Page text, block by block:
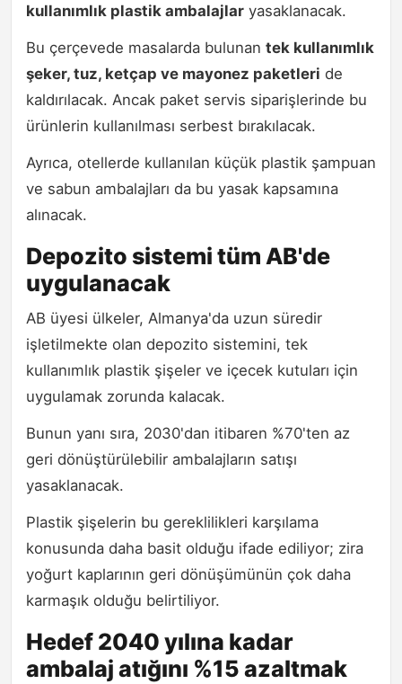
kullanımlık plastik ambalajlar yasaklanacak.
Bu çerçevede masalarda bulunan tek kullanımlık
şeker, tuz, ketçap ve mayonez paketleri de
kaldırılacak. Ancak paket servis siparişlerinde bu
ürünlerin kullanılması serbest bırakılacak.
Ayrıca, otellerde kullanılan küçük plastik şampuan
ve sabun ambalajları da bu yasak kapsamına
alınacak.
Depozito sistemi tüm AB'de
uygulanacak
AB üyesi ülkeler, Almanya'da uzun süredir
işletilmekte olan depozito sistemini, tek
kullanımlık plastik şişeler ve içecek kutuları için
uygulamak zorunda kalacak.
Bunun yanı sıra, 2030'dan itibaren %70'ten az
geri dönüştürülebilir ambalajların satışı
yasaklanacak.
Plastik şişelerin bu gereklilikleri karşılama
konusunda daha basit olduğu ifade ediliyor; zira
yoğurt kaplarının geri dönüşümünün çok daha
karmaşık olduğu belirtiliyor.
Hedef 2040 yılına kadar
ambalaj atığını %15 azaltmak